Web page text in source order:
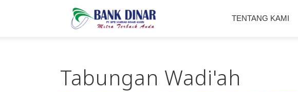
TENTANG KAMI
Tabungan Wadi'ah